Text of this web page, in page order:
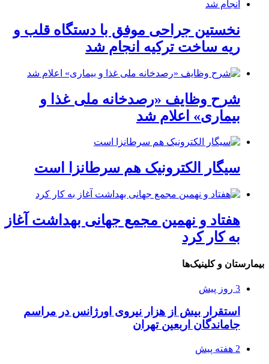
نخستین جراحی موفق با دستگاه قلب و
ریه ساخت ترکیه انجام شد
شرح وظایف «رصدخانه ملی غذا و
بیماری» اعلام شد
سیگار الکترونیک هم سرطانزا است
هفتاد و نهمین مجمع جهانی بهداشت آغاز
به کار کرد
بیمارستان و کلینیک‌ها
3 روز پیش
استقرار بیش از هزار نیروی اورژانس در مراسم
جاماندگان اربعین تهران
2 هفته پیش